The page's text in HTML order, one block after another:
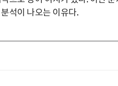
석이 나오는 이유다.